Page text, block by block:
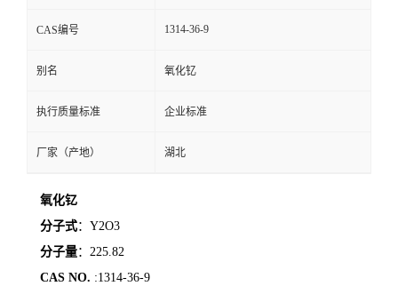
CAS编号 1314-36-9
别名 氧化钇
执行质量标准 企业标准
厂家（产地） 湖北
氧化钇
分子式： Y2O3
分子量： 225.82
CAS NO. :1314-36-9